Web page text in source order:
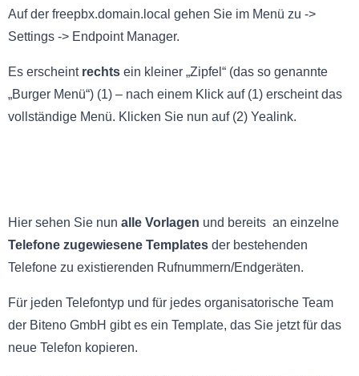
Auf der freepbx.domain.local gehen Sie im Menü zu ->
Settings -> Endpoint Manager.
Es erscheint rechts ein kleiner „Zipfel“ (das so genannte
„Burger Menü“) (1) – nach einem Klick auf (1) erscheint das
vollständige Menü. Klicken Sie nun auf (2) Yealink.
Hier sehen Sie nun alle Vorlagen und bereits an einzelne
Telefone zugewiesene Templates der bestehenden
Telefone zu existierenden Rufnummern/Endgeräten.
Für jeden Telefontyp und für jedes organisatorische Team
der Biteno GmbH gibt es ein Template, das Sie jetzt für das
neue Telefon kopieren.